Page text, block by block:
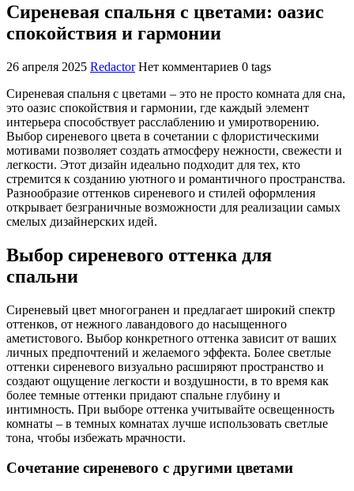
Сиреневая спальня с цветами: оазис
спокойствия и гармонии
26 апреля 2025 Redactor Нет комментариев 0 tags
Сиреневая спальня с цветами – это не просто комната для сна,
это оазис спокойствия и гармонии, где каждый элемент
интерьера способствует расслаблению и умиротворению.
Выбор сиреневого цвета в сочетании с флористическими
мотивами позволяет создать атмосферу нежности, свежести и
легкости. Этот дизайн идеально подходит для тех, кто
стремится к созданию уютного и романтичного пространства.
Разнообразие оттенков сиреневого и стилей оформления
открывает безграничные возможности для реализации самых
смелых дизайнерских идей.
Выбор сиреневого оттенка для
спальни
Сиреневый цвет многогранен и предлагает широкий спектр
оттенков, от нежного лавандового до насыщенного
аметистового. Выбор конкретного оттенка зависит от ваших
личных предпочтений и желаемого эффекта. Более светлые
оттенки сиреневого визуально расширяют пространство и
создают ощущение легкости и воздушности, в то время как
более темные оттенки придают спальне глубину и
интимность. При выборе оттенка учитывайте освещенность
комнаты – в темных комнатах лучше использовать светлые
тона, чтобы избежать мрачности.
Сочетание сиреневого с другими цветами